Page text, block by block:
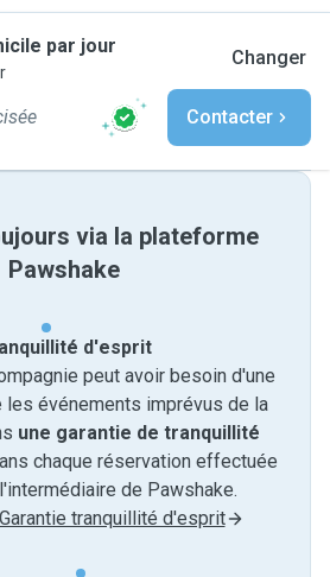
par jour
Changer
Contacter
via la plateforme
Pawshake
d'esprit
peut avoir besoin d'une
les événements imprévus de la
une garantie de tranquillité
chaque réservation effectuée
de Pawshake.
tranquillité d'esprit